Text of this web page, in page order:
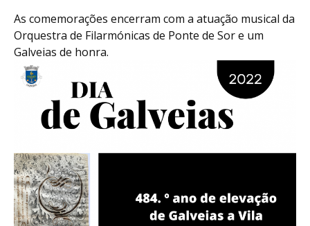
As comemorações encerram com a atuação musical da
Orquestra de Filarmónicas de Ponte de Sor e um
Galveias de honra.